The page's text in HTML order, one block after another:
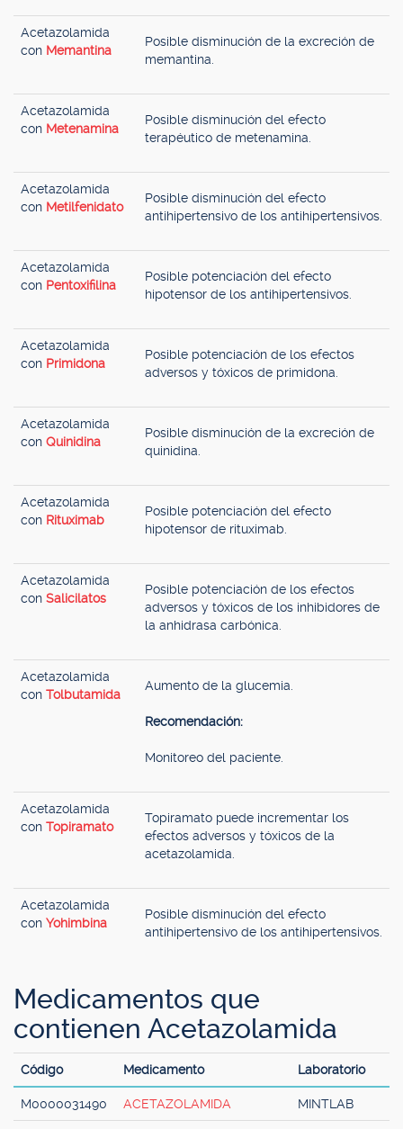
Acetazolamida
con Memantina
Posible disminución de la excreción de
memantina.
Acetazolamida
con Metenamina
Posible disminución del efecto
terapéutico de metenamina.
Acetazolamida
con Metilfenidato
Posible disminución del efecto
antihipertensivo de los antihipertensivos.
Acetazolamida
con Pentoxifilina
Posible potenciación del efecto
hipotensor de los antihipertensivos.
Acetazolamida
con Primidona
Posible potenciación de los efectos
adversos y tóxicos de primidona.
Acetazolamida
con Quinidina
Posible disminución de la excreción de
quinidina.
Acetazolamida
con Rituximab
Posible potenciación del efecto
hipotensor de rituximab.
Acetazolamida
con Salicilatos
Posible potenciación de los efectos
adversos y tóxicos de los inhibidores de
la anhidrasa carbónica.
Acetazolamida
con Tolbutamida
Aumento de la glucemia.
Recomendación:
Monitoreo del paciente.
Acetazolamida
con Topiramato
Topiramato puede incrementar los
efectos adversos y tóxicos de la
acetazolamida.
Acetazolamida
con Yohimbina
Posible disminución del efecto
antihipertensivo de los antihipertensivos.
Medicamentos que
contienen Acetazolamida
Código Medicamento Laboratorio
M0000031490 ACETAZOLAMIDA MINTLAB